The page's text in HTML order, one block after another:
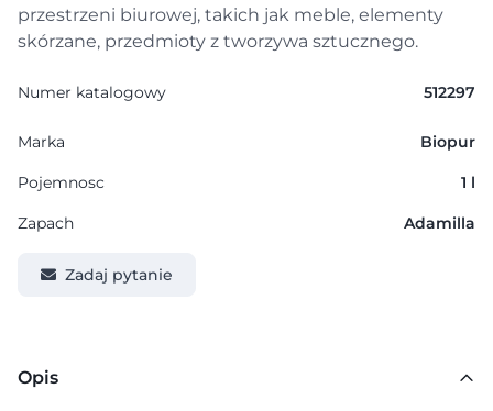
przestrzeni biurowej, takich jak meble, elementy
skórzane, przedmioty z tworzywa sztucznego.
Numer katalogowy 512297
Marka Biopur
Pojemnosc 1 l
Zapach Adamilla
Zadaj pytanie
Opis